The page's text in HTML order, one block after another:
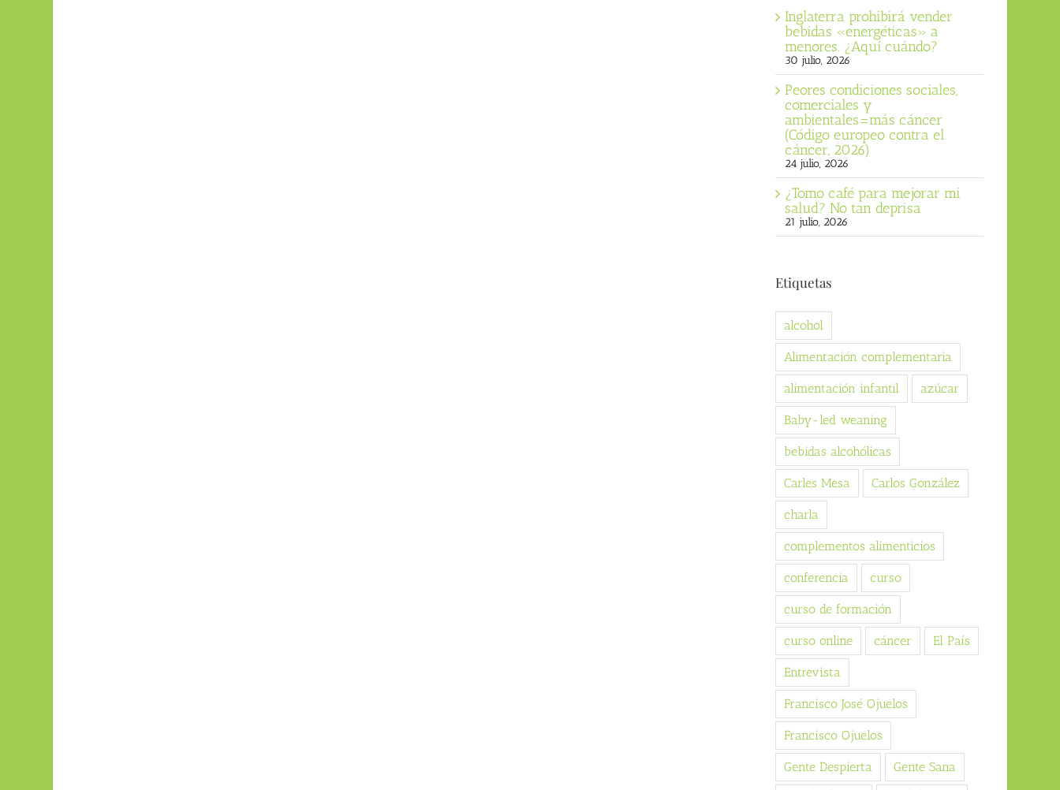
Inglaterra prohibirá vender
bebidas «energéticas» a
menores. ¿Aquí cuándo?
30 julio, 2026
Peores condiciones sociales,
comerciales y
ambientales=más cáncer
(Código europeo contra el
cáncer, 2026)
24 julio, 2026
¿Tomo café para mejorar mi
salud? No tan deprisa
21 julio, 2026
Etiquetas
alcohol
Alimentación complementaria
alimentación infantil azúcar
Baby-led weaning
bebidas alcohólicas
Carles Mesa Carlos González
charla
complementos alimenticios
conferencia curso
curso de formación
curso online cáncer El País
Entrevista
Francisco José Ojuelos
Francisco Ojuelos
Gente Despierta Gente Sana